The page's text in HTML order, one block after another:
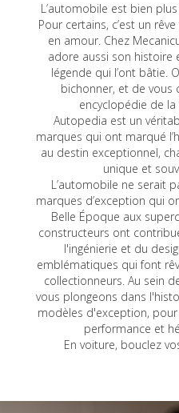
L’automobile est bien
Pour certains, c’est un
en amour. Chez
adore aussi son
légende qui l’ont bâtie.
bichonner, et de vous
encyclopédie de
Autopedia est un
marques qui ont marqué
au destin exceptionnel,
unique et
L’automobile ne serait
marques d’exception qui
Belle Époque aux
constructeurs ont
l'ingénierie et du
emblématiques qui font
collectionneurs. Au sein
vous plongeons dans
modèles d'exception,
performance et
En voiture, bouclez